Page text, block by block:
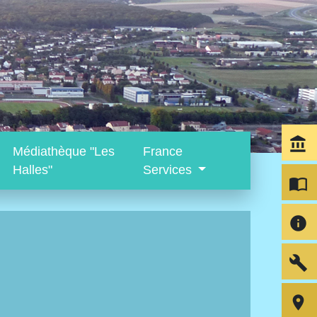
Médiathèque "Les
Halles"
France
Services
account_balance
import_contacts
info
build
room